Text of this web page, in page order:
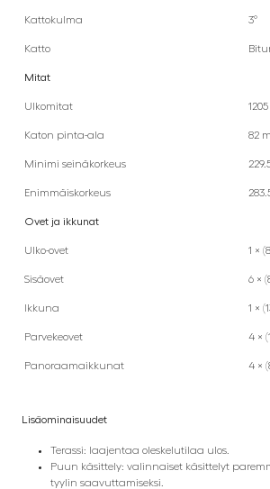
Kattokulma 3°
Katto
Mitat
Ulkomitat
Katon pinta-ala 82
Minimi seinäkorkeus
Enimmäiskorkeus
Ovet ja ikkunat
Ulko-ovet 1 ×
Sisäovet 6 ×
Ikkuna 1 ×
Parvekeovet 4 ×
Panoraamaikkunat 4 ×
Lisäominaisuudet
Terassi: laajentaa oleskelutilaa ulos.
Puun käsittely: valinnaiset käsittelyt
tyylin saavuttamiseksi.